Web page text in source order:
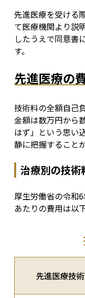
先進医療を受ける
て医療機関より説
したうえで同意書
す。
先進医療の
技術料の全額自己
金額は数万円から
はず」という思い
静に把握すること
治療別の技術
厚生労働省の令和
あたりの費用は以
先進医療技